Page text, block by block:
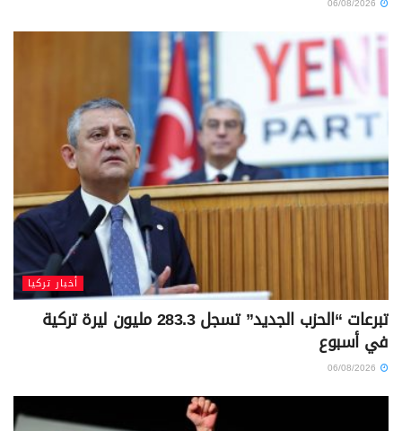
أخبار تركيا
تبرعات “الحزب الجديد” تسجل 283.3 مليون ليرة تركية
في أسبوع